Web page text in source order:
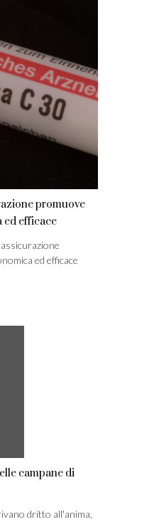
promuove
ed efficace
ed efficace
campane di
dritto all'anima,